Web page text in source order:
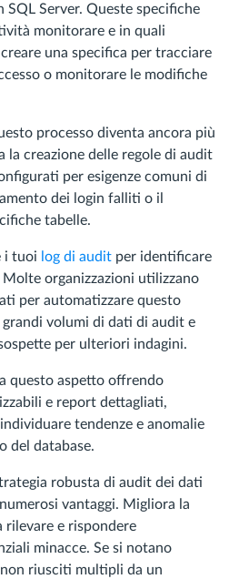
Server. Queste specifiche
monitorare e in quali
una specifica per tracciare
o monitorare le modifiche
processo diventa ancora più
la creazione delle regole di audit
per esigenze comuni di
dei login falliti o il
tabelle.
i tuoi log di audit per identificare
organizzazioni utilizzano
per automatizzare questo
grandi volumi di dati di audit e
per ulteriori indagini.
questo aspetto offrendo
e report dettagliati,
tendenze e anomalie
del database.
robusta di audit dei dati
vantaggi. Migliora la
rilevare e rispondere
minacce. Se si notano
riusciti multipli da un